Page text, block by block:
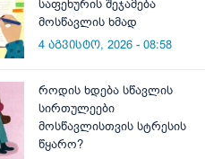
საფეხურის შეჯამება
მოსწავლის ხმად
4 აგვისტო, 2026 - 08:58
როდის ხდება სწავლის
სირთულეები
მოსწავლისთვის სტრესის
წყარო?